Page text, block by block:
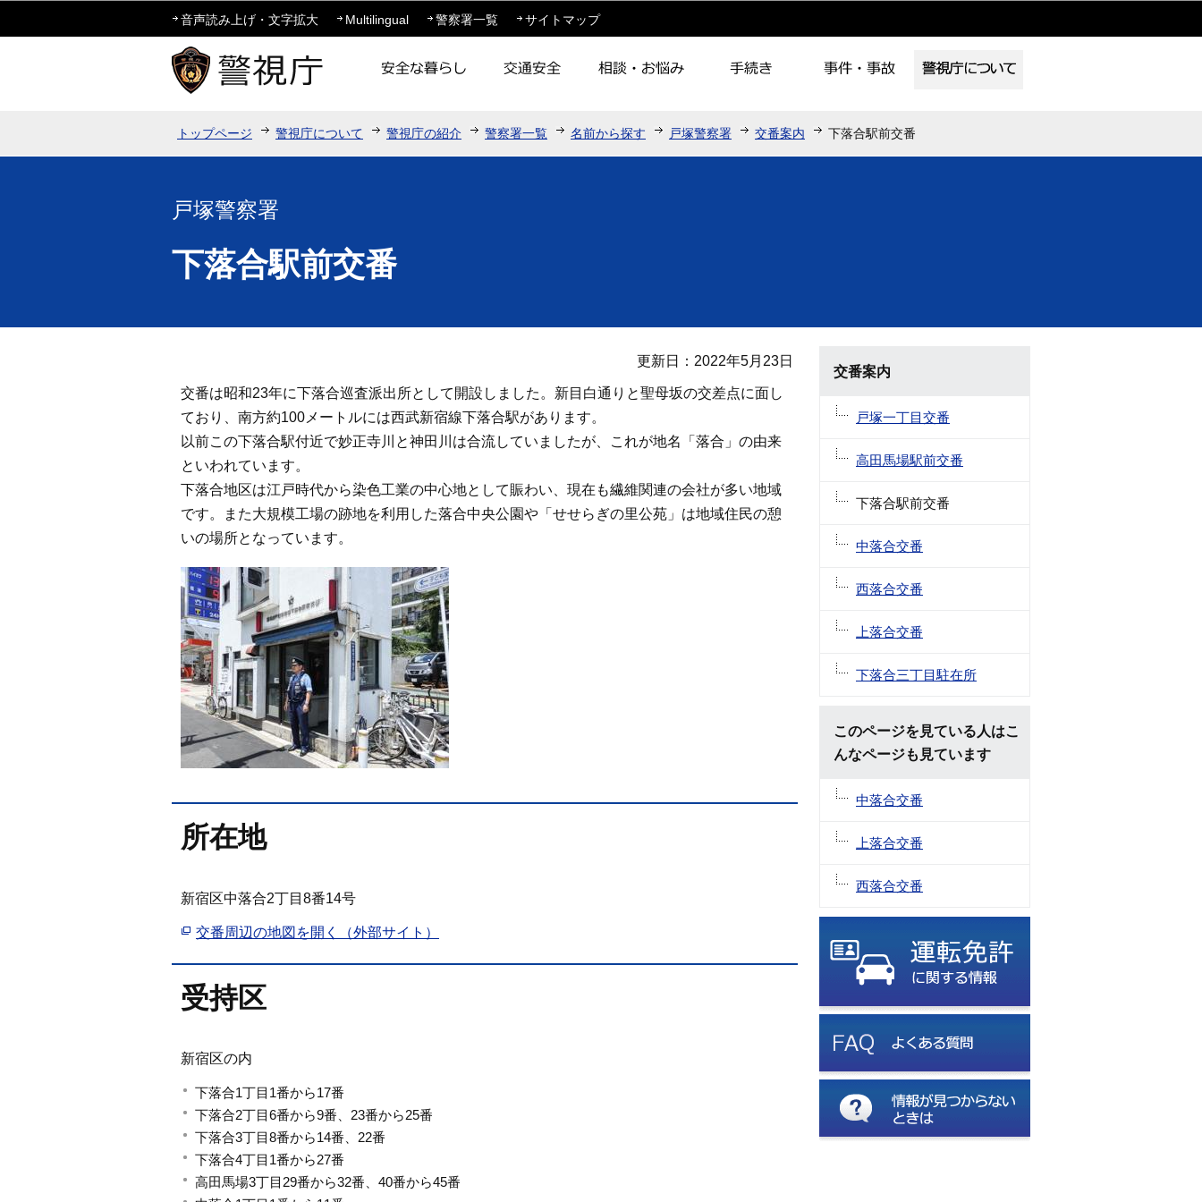
このページの本文へ移動
音声読み上げ・文字拡大 Multilingual 警察署一覧 サイトマップ
トップページ 警視庁について 警視庁の紹介 警察署一覧 名前から探す 戸塚警察署 交番案内 下落合駅前交番
戸塚警察署
下落合駅前交番
更新日：2022年5月23日
交番は昭和23年に下落合巡査派出所として開設しました。新目白通りと聖母坂の交差点に面し
ており、南方約100メートルには西武新宿線下落合駅があります。
以前この下落合駅付近で妙正寺川と神田川は合流していましたが、これが地名「落合」の由来
といわれています。
下落合地区は江戸時代から染色工業の中心地として賑わい、現在も繊維関連の会社が多い地域
です。また大規模工場の跡地を利用した落合中央公園や「せせらぎの里公苑」は地域住民の憩
いの場所となっています。
所在地
新宿区中落合2丁目8番14号
交番周辺の地図を開く（外部サイト）
受持区
新宿区の内
下落合1丁目1番から17番
下落合2丁目6番から9番、23番から25番
下落合3丁目8番から14番、22番
下落合4丁目1番から27番
高田馬場3丁目29番から32番、40番から45番
交番案内
戸塚一丁目交番
高田馬場駅前交番
下落合駅前交番
中落合交番
西落合交番
上落合交番
下落合三丁目駐在所
このページを見ている人はこ
んなページも見ています
中落合交番
上落合交番
西落合交番